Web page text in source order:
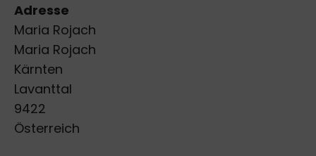
Adresse
Maria Rojach
Maria Rojach
Kärnten
Lavanttal
9422
Österreich